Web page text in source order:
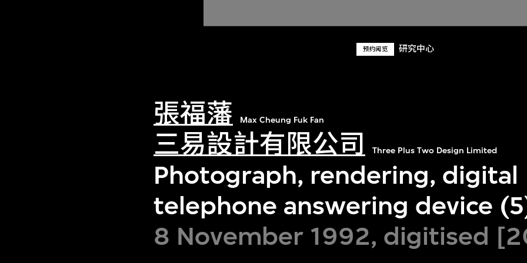
预约阅览 研究中心
張福藩 Max Cheung Fuk Fan
三易設計有限公司 Three Plus Two Design Limited
Photograph, rendering, digital
telephone answering device
8 November 1992, digitised